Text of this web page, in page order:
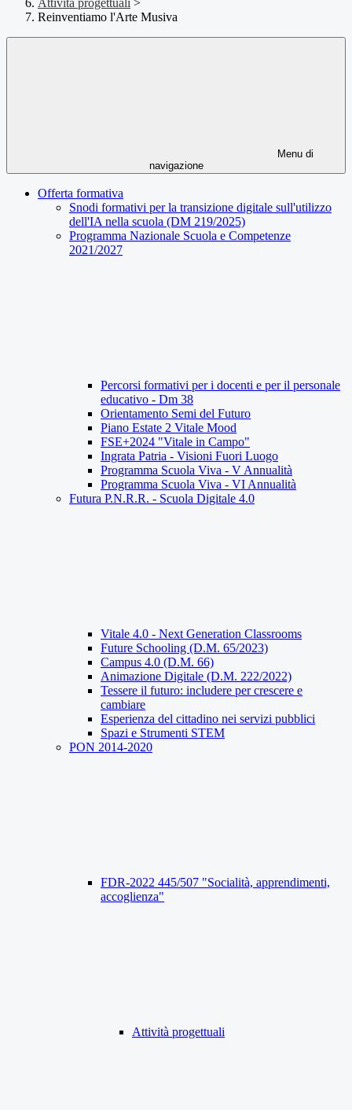
Attività progettuali >
Reinventiamo l'Arte Musiva
Menu di
navigazione
Offerta formativa
Snodi formativi per la transizione digitale sull'utilizzo
dell'IA nella scuola (DM 219/2025)
Programma Nazionale Scuola e Competenze
2021/2027
Percorsi formativi per i docenti e per il personale
educativo - Dm 38
Orientamento Semi del Futuro
Piano Estate 2 Vitale Mood
FSE+2024 "Vitale in Campo"
Ingrata Patria - Visioni Fuori Luogo
Programma Scuola Viva - V Annualità
Programma Scuola Viva - VI Annualità
Futura P.N.R.R. - Scuola Digitale 4.0
Vitale 4.0 - Next Generation Classrooms
Future Schooling (D.M. 65/2023)
Campus 4.0 (D.M. 66)
Animazione Digitale (D.M. 222/2022)
Tessere il futuro: includere per crescere e
cambiare
Esperienza del cittadino nei servizi pubblici
Spazi e Strumenti STEM
PON 2014-2020
FDR-2022 445/507 "Socialità, apprendimenti,
accoglienza"
Attività progettuali